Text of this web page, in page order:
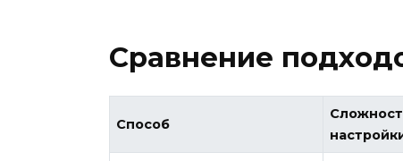
Сравнение
Способ